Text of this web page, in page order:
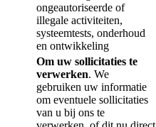
ongeautoriseerde of
illegale activiteiten,
systeemtests, onderhoud
en ontwikkeling
Om uw sollicitaties te
verwerken. We
gebruiken uw informatie
om eventuele sollicitaties
van u bij ons te